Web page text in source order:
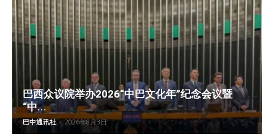
巴西众议院举办2026“中巴文化年”纪念会议暨
“中...
巴中通讯社 - 2026年8月3日